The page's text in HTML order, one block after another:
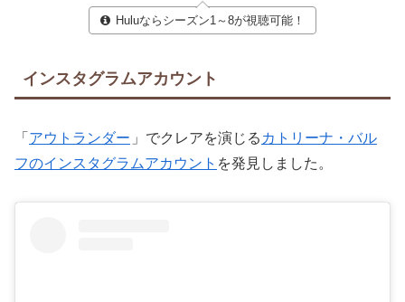
Huluならシーズン1～8が視聴可能！
インスタグラムアカウント
「 アウトランダー 」でクレアを演じる カトリーナ・バル
フのインスタグラムアカウント を発見しました。